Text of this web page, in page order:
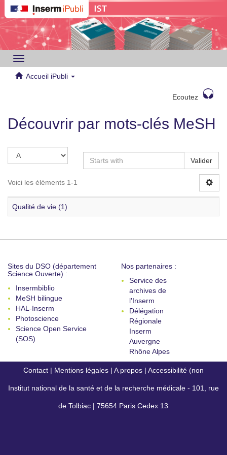
Toggle
navigation
Accueil iPubli
Ecoutez
Découvrir par mots-clés MeSH
Valider
Voici les éléments 1-1
Qualité de vie (1)
Sites du DSO (département
Science Ouverte) :
Insermbiblio
MeSH bilingue
HAL-Inserm
Photoscience
Science Open Service
(SOS)
Nos partenaires :
Service des
archives de
l'Inserm
Délégation
Régionale
Inserm
Auvergne
Rhône Alpes
Contact | Mentions légales | A propos | Accessibilité (non
conforme)
Institut national de la santé et de la recherche médicale - 101, rue
de Tolbiac | 75654 Paris Cedex 13